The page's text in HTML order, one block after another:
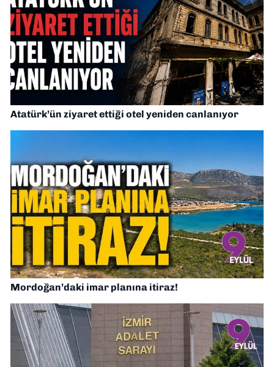
Atatürk’ün ziyaret ettiği otel yeniden canlanıyor
Mordoğan’daki imar planına itiraz!